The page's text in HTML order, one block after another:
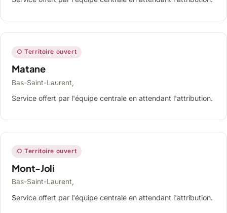
○ Territoire ouvert
Matane
Bas-Saint-Laurent,
Service offert par l'équipe centrale en attendant l'attribution.
○ Territoire ouvert
Mont-Joli
Bas-Saint-Laurent,
Service offert par l'équipe centrale en attendant l'attribution.